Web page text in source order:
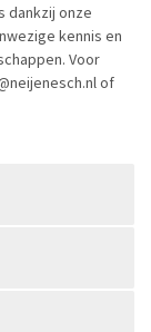
dankzij onze
kennis en
Voor
of